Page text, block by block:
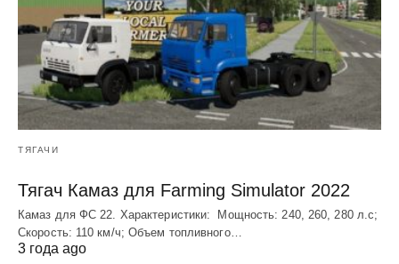
ТЯГАЧИ
Тягач Камаз для Farming Simulator 2022
Камаз для ФС 22. Характеристики: Мощность: 240, 260, 280 л.с;
Скорость: 110 км/ч; Объем топливного…
3 года ago